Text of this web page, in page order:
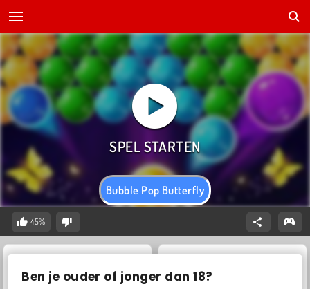
Ben je ouder of jonger dan 18?
Bubble Pop Butterfly
45%